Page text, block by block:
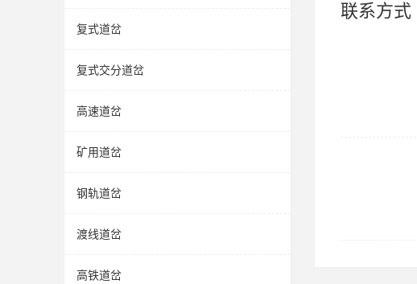
复式道岔
复式交分道岔
高速道岔
矿用道岔
钢轨道岔
渡线道岔
高铁道岔
联系方式